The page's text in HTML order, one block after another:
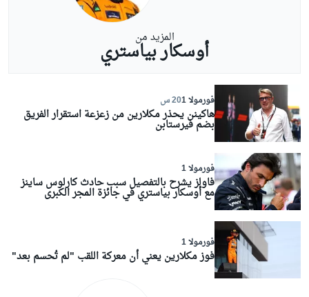
المزيد من
أوسكار بياستري
فورمولا 1 20 س
هاكينن يحذر مكلارين من زعزعة استقرار الفريق
بضم فيرستابن
فورمولا 1
فاولز يشرح بالتفصيل سبب حادث كارلوس ساينز
مع أوسكار بياستري في جائزة المجر الكبرى
فورمولا 1
فوز مكلارين يعني أن معركة اللقب "لم تُحسم بعد"